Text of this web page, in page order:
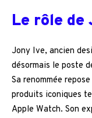
Le rôle de
Jony Ive, ancien
désormais le poste
Sa renommée
produits iconiques
Apple Watch. Son